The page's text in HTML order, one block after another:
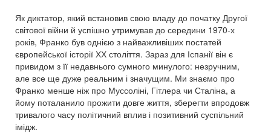
Як диктатор, який встановив свою владу до початку Другої
світової війни й успішно утримував до середини 1970-х
років, Франко був однією з найважливіших постатей
європейської історії ХХ століття. Зараз для Іспанії він є
привидом з її недавнього сумного минулого: незручним,
але все ще дуже реальним і значущим. Ми знаємо про
Франко менше ніж про Муссоліні, Гітлера чи Сталіна, а
йому поталанило прожити довге життя, зберегти впродовж
тривалого часу політичний вплив і позитивний суспільний
імідж.